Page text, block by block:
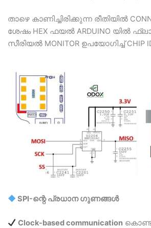
താഴെ കാണിച്ചിരിക്കുന്ന രീതിയില്‍
ശേഷം HEX ഫയല്‍ ARDUINO യില്‍
സീരിയല്‍ MONITOR ഉപയോഗിച്ച്
SPI-ന്റെ പ്രധാന ഗുണങ്ങൾ
Clock-based communication